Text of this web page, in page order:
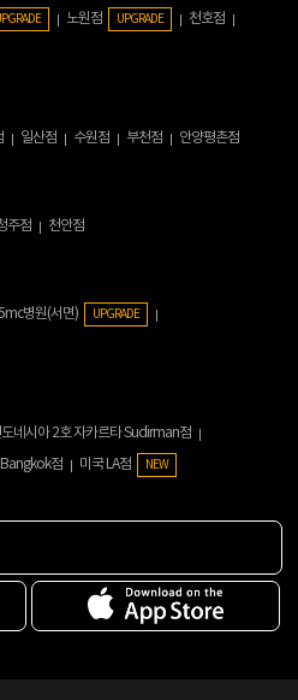
노원점 UPGRADE
천호점
일산점 수원점 부천점 안양평촌점
주점 천안점
병원(서면) UPGRADE
도네시아 2호 자카르타 Sudirman점
점 미국 LA점 NEW